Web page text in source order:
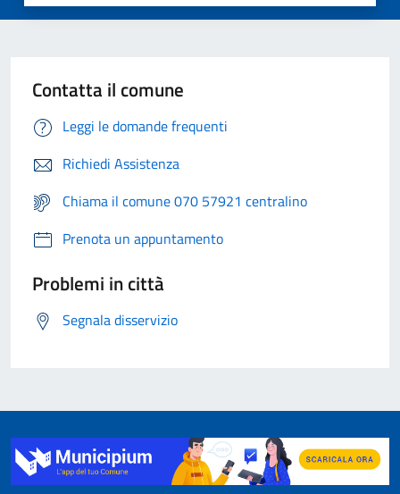
Contatta il comune
Leggi le domande frequenti
Richiedi Assistenza
Chiama il comune 070 57921 centralino
Prenota un appuntamento
Problemi in città
Segnala disservizio